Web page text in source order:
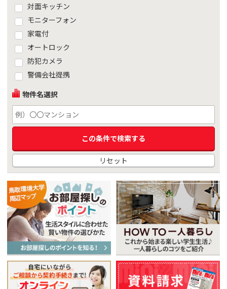
対面キッチン
モニターフォン
家電付
オートロック
防犯カメラ
警備会社提携
物件名選択
リセット